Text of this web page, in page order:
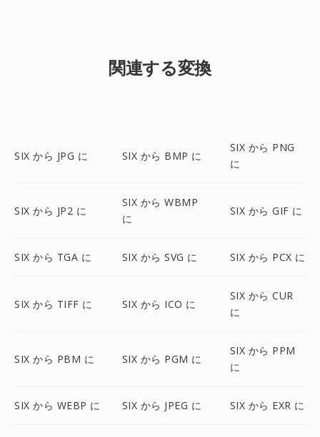
関連する変換
SIX から JPG に SIX から BMP に
SIX から PNG
に
SIX から JP2 に
SIX から WBMP
に
SIX から GIF に
SIX から TGA に SIX から SVG に SIX から PCX に
SIX から TIFF に SIX から ICO に
SIX から CUR
に
SIX から PBM に SIX から PGM に
SIX から PPM
に
SIX から WEBP に SIX から JPEG に SIX から EXR に